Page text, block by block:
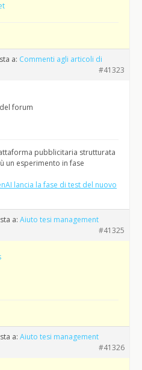
a: Commenti agli articoli di
#41323
forum
pubblicitaria strutturata
un esperimento in fase
lancia la fase di test del nuovo
a: Aiuto tesi management
#41325
a: Aiuto tesi management
#41326